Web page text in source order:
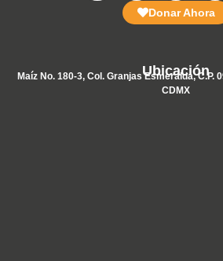
Donar Ahora
Ubicación
Maíz No. 180-3, Col. Granjas Esmeralda, C.P.
CDMX